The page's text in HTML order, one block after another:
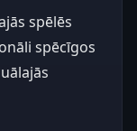
spēlēs
spēcīgos